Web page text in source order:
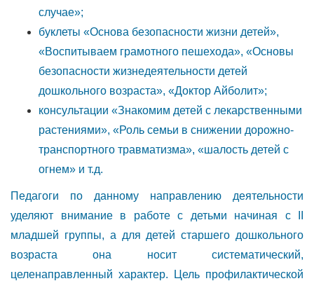
случае»;
буклеты «Основа безопасности жизни детей»,
«Воспитываем грамотного пешехода», «Основы
безопасности жизнедеятельности детей
дошкольного возраста», «Доктор Айболит»;
консультации «Знакомим детей с лекарственными
растениями», «Роль семьи в снижении дорожно-
транспортного травматизма», «шалость детей с
огнем» и т.д.
Педагоги по данному направлению деятельности
уделяют внимание в работе с детьми начиная с II
младшей группы, а для детей старшего дошкольного
возраста она носит систематический,
целенаправленный характер. Цель профилактической